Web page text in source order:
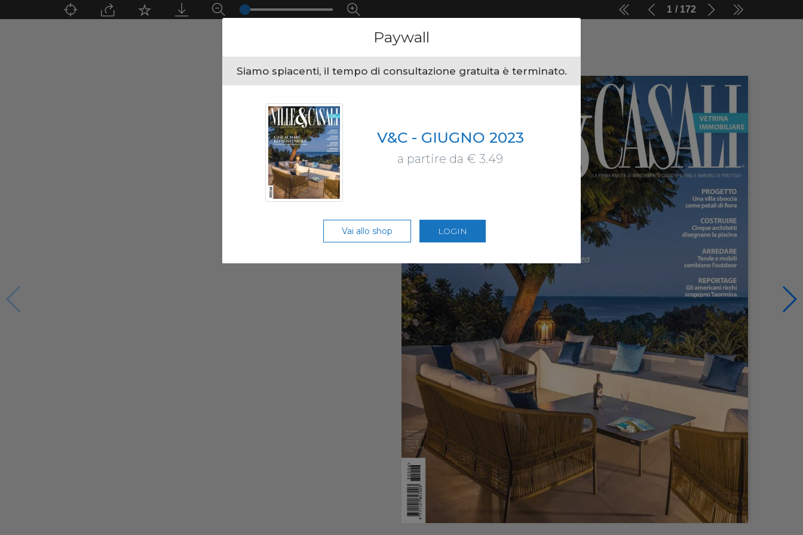
1 172
Paywall
Siamo spiacenti, il tempo di consultazione gratuita è terminato.
V&C - GIUGNO 2023
a partire da € 3.49
Vai allo shop LOGIN